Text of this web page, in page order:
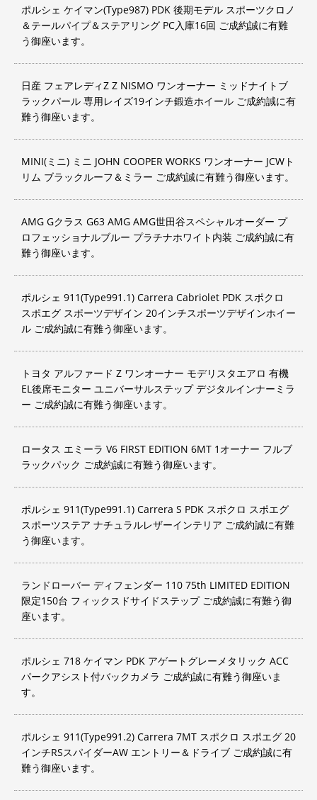
ポルシェ ケイマン(Type987) PDK 後期モデル スポーツクロノ
＆テールパイプ＆ステアリング PC入庫16回 ご成約誠に有難
う御座います。
日産 フェアレディZ Z NISMO ワンオーナー ミッドナイトブ
ラックパール 専用レイズ19インチ鍛造ホイール ご成約誠に有
難う御座います。
MINI(ミニ) ミニ JOHN COOPER WORKS ワンオーナー JCWト
リム ブラックルーフ＆ミラー ご成約誠に有難う御座います。
AMG Gクラス G63 AMG AMG世田谷スペシャルオーダー プ
ロフェッショナルブルー プラチナホワイト内装 ご成約誠に有
難う御座います。
ポルシェ 911(Type991.1) Carrera Cabriolet PDK スポクロ
スポエグ スポーツデザイン 20インチスポーツデザインホイー
ル ご成約誠に有難う御座います。
トヨタ アルファード Z ワンオーナー モデリスタエアロ 有機
EL後席モニター ユニバーサルステップ デジタルインナーミラ
ー ご成約誠に有難う御座います。
ロータス エミーラ V6 FIRST EDITION 6MT 1オーナー フルブ
ラックパック ご成約誠に有難う御座います。
ポルシェ 911(Type991.1) Carrera S PDK スポクロ スポエグ
スポーツステア ナチュラルレザーインテリア ご成約誠に有難
う御座います。
ランドローバー ディフェンダー 110 75th LIMITED EDITION
限定150台 フィックスドサイドステップ ご成約誠に有難う御
座います。
ポルシェ 718 ケイマン PDK アゲートグレーメタリック ACC
パークアシスト付バックカメラ ご成約誠に有難う御座いま
す。
ポルシェ 911(Type991.2) Carrera 7MT スポクロ スポエグ 20
インチRSスパイダーAW エントリー＆ドライブ ご成約誠に有
難う御座います。